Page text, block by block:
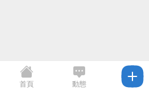
首頁 動態